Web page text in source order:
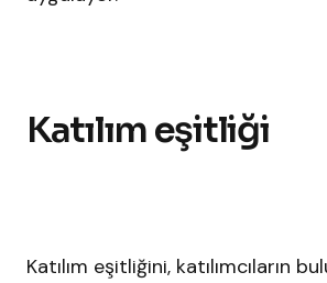
Katılım eşitliği
Katılım eşitliğini, katılımcıların